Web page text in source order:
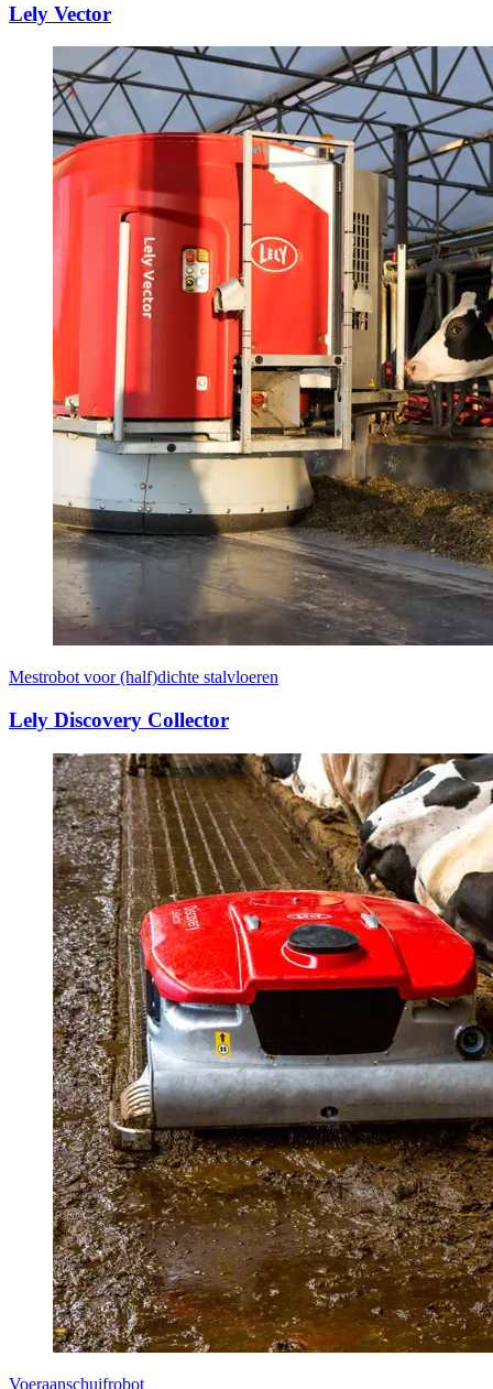
Lely Vector
Mestrobot voor (half)dichte stalvloeren
Lely Discovery Collector
Voeraanschuifrobot